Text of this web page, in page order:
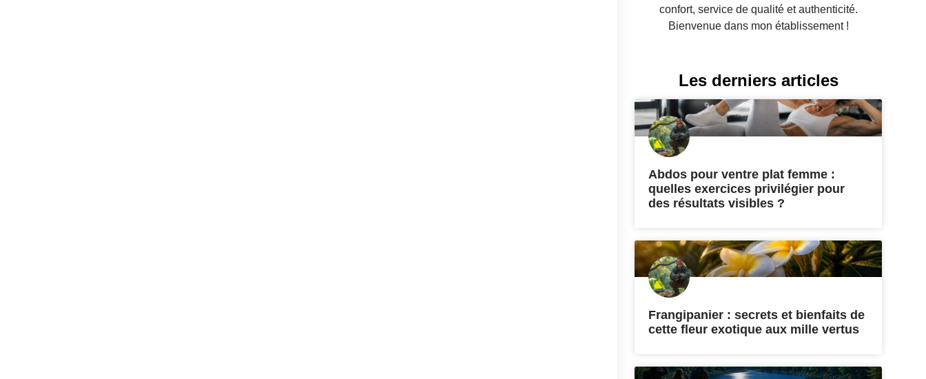
confort, service de qualité et authenticité.
Bienvenue dans mon établissement !
Les derniers articles
Abdos pour ventre plat femme :
quelles exercices privilégier pour
des résultats visibles ?
Frangipanier : secrets et bienfaits de
cette fleur exotique aux mille vertus